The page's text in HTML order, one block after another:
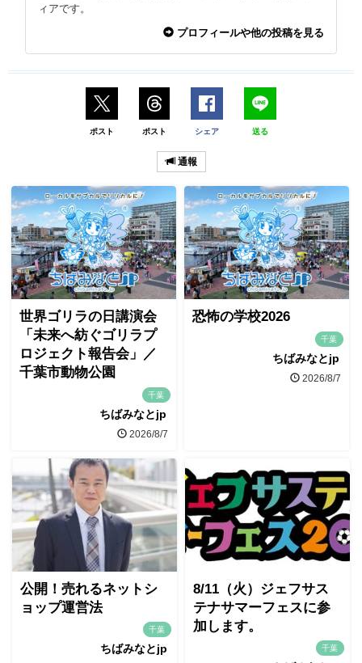
ィアです。
プロフィールや他の投稿を見る
ポスト ポスト シェア 送る
通報
世界ゴリラの日講演会
「未来へ紡ぐゴリラプ
ロジェクト報告会」／
千葉市動物公園
千葉
ちばみなとjp
2026/8/7
恐怖の学校2026
千葉
ちばみなとjp
2026/8/7
公開！売れるネットシ
ョップ運営法
千葉
ちばみなとjp
8/11（火）ジェフサス
テナサマーフェスに参
加します。
千葉